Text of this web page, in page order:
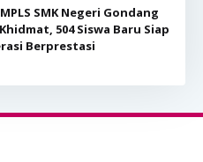
SMK Negeri Gondang
504 Siswa Baru Siap
Berprestasi